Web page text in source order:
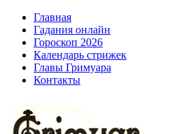
Главная
Гадания онлайн
Гороскоп 2026
Календарь стрижек
Главы Гримуара
Контакты